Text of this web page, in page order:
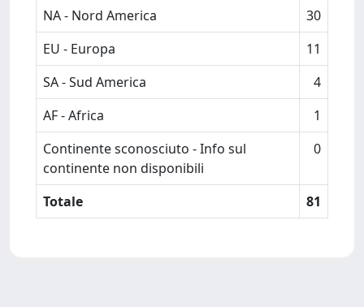
NA - Nord America
30
EU - Europa
11
SA - Sud America
4
AF - Africa
1
Continente sconosciuto - Info sul
continente non disponibili
0
Totale 81